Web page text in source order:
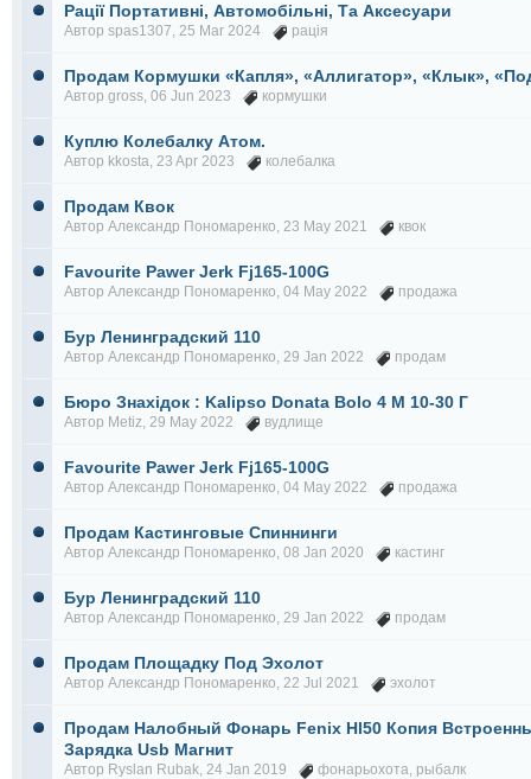
Рації Портативні, Автомобільні, Та Аксесуари
Автор spas1307, 25 Mar 2024 рація
Продам Кормушки «Капля», «Аллигатор», «Клык»,
Автор gross, 06 Jun 2023 кормушки
Куплю Колебалку Атом.
Автор kkosta, 23 Apr 2023 колебалка
Продам Квок
Автор Александр Пономаренко, 23 May 2021 квок
Favourite Pawer Jerk Fj165-100G
Автор Александр Пономаренко, 04 May 2022 продажа
Бур Ленинградский 110
Автор Александр Пономаренко, 29 Jan 2022 продам
Бюро Знахідок : Kalipso Donata Bolo 4 М 10-30 Г
Автор Metiz, 29 May 2022 вудлище
Favourite Pawer Jerk Fj165-100G
Автор Александр Пономаренко, 04 May 2022 продажа
Продам Кастинговые Спиннинги
Автор Александр Пономаренко, 08 Jan 2020 кастинг
Бур Ленинградский 110
Автор Александр Пономаренко, 29 Jan 2022 продам
Продам Площадку Под Эхолот
Автор Александр Пономаренко, 22 Jul 2021 эхолот
Продам Налобный Фонарь Fenix Hl50 Копия
Зарядка Usb Магнит
Автор Ryslan Rubak, 24 Jan 2019 фонарьохота, рыбалк